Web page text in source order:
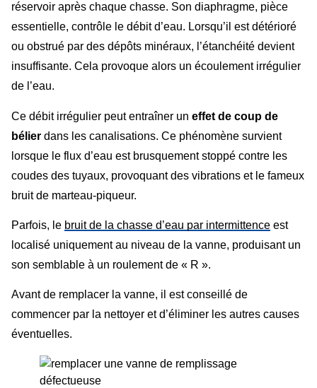
réservoir après chaque chasse. Son diaphragme, pièce
essentielle, contrôle le débit d’eau. Lorsqu’il est détérioré
ou obstrué par des dépôts minéraux, l’étanchéité devient
insuffisante. Cela provoque alors un écoulement irrégulier
de l’eau.
Ce débit irrégulier peut entraîner un effet de coup de
bélier dans les canalisations. Ce phénomène survient
lorsque le flux d’eau est brusquement stoppé contre les
coudes des tuyaux, provoquant des vibrations et le fameux
bruit de marteau-piqueur.
Parfois, le bruit de la chasse d’eau par intermittence est
localisé uniquement au niveau de la vanne, produisant un
son semblable à un roulement de « R ».
Avant de remplacer la vanne, il est conseillé de
commencer par la nettoyer et d’éliminer les autres causes
éventuelles.